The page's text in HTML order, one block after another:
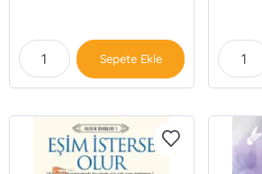
Sepete Ekle